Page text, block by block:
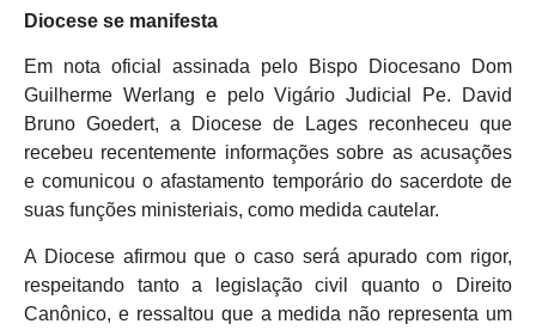
Diocese se manifesta
Em nota oficial assinada pelo Bispo Diocesano Dom
Guilherme Werlang e pelo Vigário Judicial Pe. David
Bruno Goedert, a Diocese de Lages reconheceu que
recebeu recentemente informações sobre as acusações
e comunicou o afastamento temporário do sacerdote de
suas funções ministeriais, como medida cautelar.
A Diocese afirmou que o caso será apurado com rigor,
respeitando tanto a legislação civil quanto o Direito
Canônico, e ressaltou que a medida não representa um